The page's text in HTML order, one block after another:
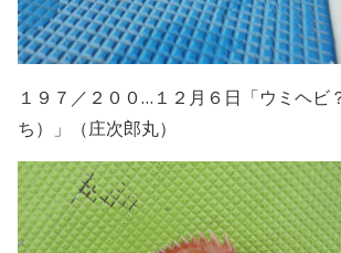
１９７／２００…１２月６日「ウミヘビ
ち）」（庄次郎丸）